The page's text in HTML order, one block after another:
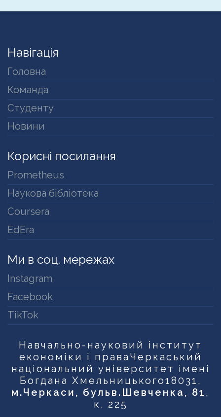
Навігація
Головна
Команда
Студенту
Новини
Корисні посилання
Prometheus
Наукова бібліотека
Coursera
EdEra
Ми в соц. мережах
Instagram
Facebook
TikTok
Навчально-науковий інститут
економіки і права Черкаський
національний університет імені
Богдана Хмельницького18031,
м.Черкаси, бульв.Шевченка, 81 ,
к. 225